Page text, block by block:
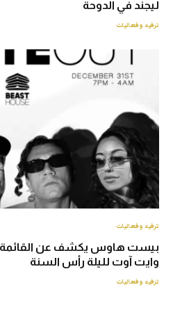
ليجند في الدوحة
ترفيه وفعاليات
ترفيه وفعاليات
بيست هاوس يكشف عن القائمة
وايت آوت لليلة رأس السنة
ترفيه وفعاليات